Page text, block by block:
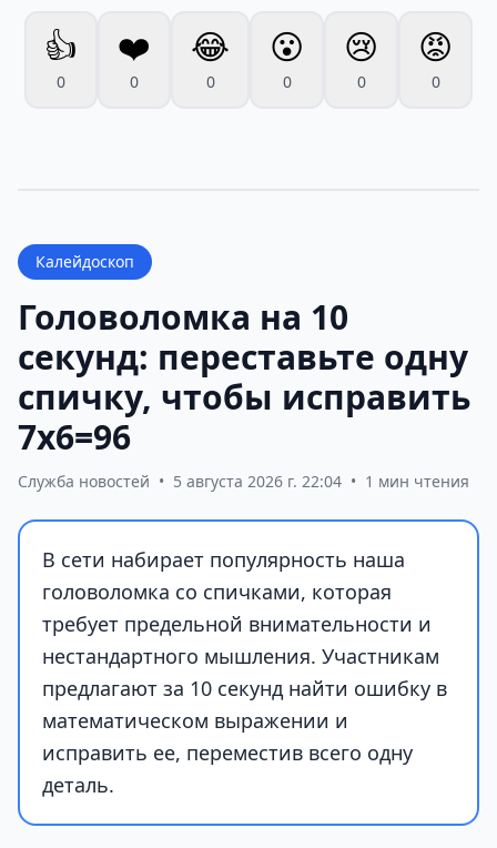
👍
0
❤️
0
😂
0
😮
0
😢
0
😡
0
Калейдоскоп
Головоломка на 10
секунд: переставьте одну
спичку, чтобы исправить
7х6=96
Служба новостей • 5 августа 2026 г. 22:04 • 1 мин чтения
В сети набирает популярность наша
головоломка со спичками, которая
требует предельной внимательности и
нестандартного мышления. Участникам
предлагают за 10 секунд найти ошибку в
математическом выражении и
исправить ее, переместив всего одну
деталь.